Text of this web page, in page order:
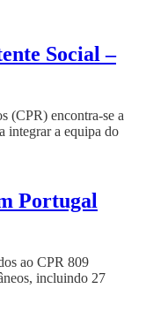
Social –
(CPR) encontra-se a
integrar a equipa do
Portugal
ao CPR 809
incluindo 27